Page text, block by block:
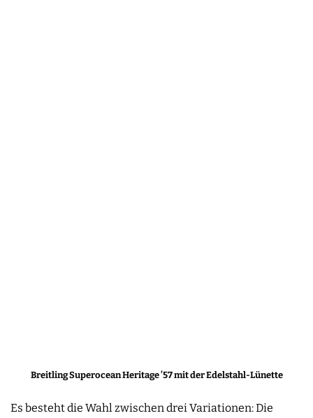
Breitling Superocean Heritage ’57 mit der Edelstahl-Lünette
Es besteht die Wahl zwischen drei Variationen: Die